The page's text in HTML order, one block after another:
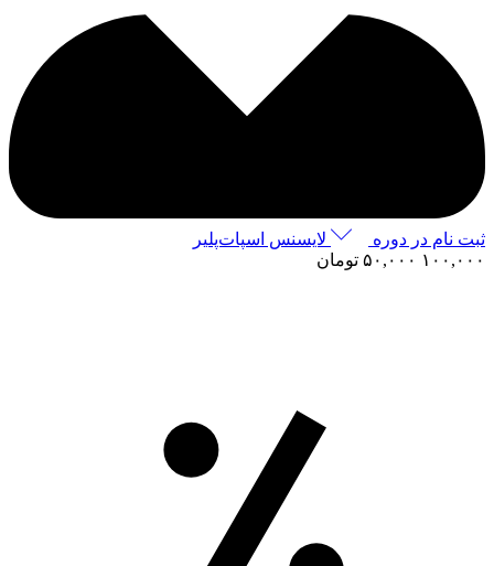
ثبت نام در دوره
لایسنس اسپات‌پلیر
۱۰۰,۰۰۰ ۵۰,۰۰۰ تومان